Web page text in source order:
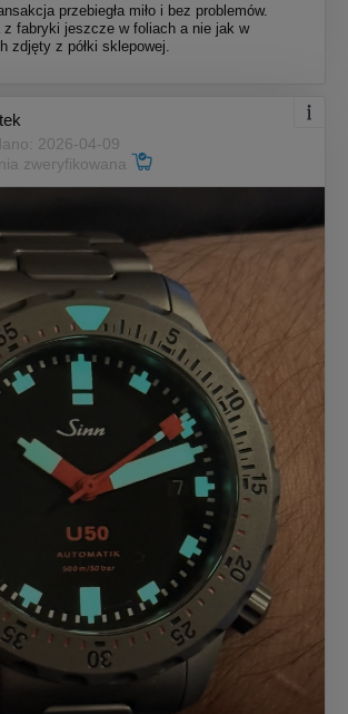
przebiegła miło i bez problemów.
z fabryki jeszcze w foliach a nie jak w
zdjęty z półki sklepowej.
2026-04-09
zweryfikowana